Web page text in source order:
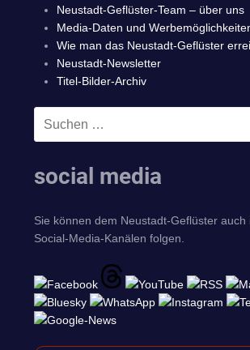
Neustadt-Geflüster-Team – über uns
Media-Daten und
Wie man das Neustadt-Geflüster
Neustadt-Newsletter
Titel-Bilder-Archiv
Suchen
social media
Sie können dem Neustadt-Geflüster auch
Social-Media-Kanälen folgen.